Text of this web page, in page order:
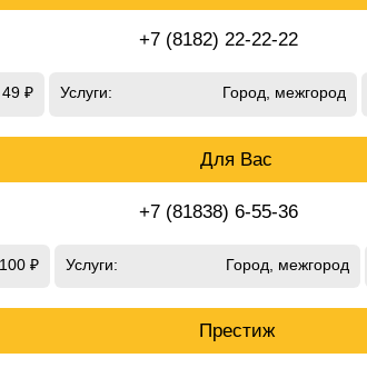
+7 (8182) 22-22-22
49 ₽ Услуги: Город, межгород
Для Вас
+7 (81838) 6-55-36
₽ Услуги: Город, межгород
Престиж